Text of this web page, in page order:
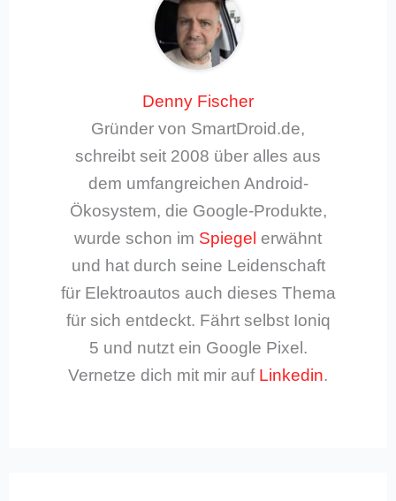
Denny Fischer
Gründer von SmartDroid.de,
schreibt seit 2008 über alles aus
dem umfangreichen Android-
Ökosystem, die Google-Produkte,
wurde schon im Spiegel erwähnt
und hat durch seine Leidenschaft
für Elektroautos auch dieses Thema
für sich entdeckt. Fährt selbst Ioniq
5 und nutzt ein Google Pixel.
Vernetze dich mit mir auf Linkedin.